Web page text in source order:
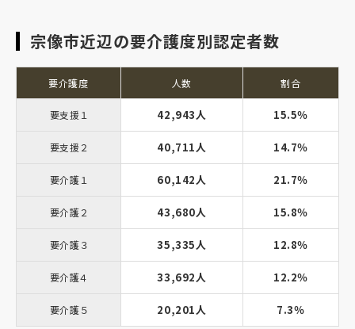
宗像市近辺の要介護度別認定者数
要介護度 人数 割合
要支援１ 42,943人 15.5％
要支援２ 40,711人 14.7％
要介護１ 60,142人 21.7％
要介護２ 43,680人 15.8％
要介護３ 35,335人 12.8％
要介護４ 33,692人 12.2％
要介護５ 20,201人 7.3％